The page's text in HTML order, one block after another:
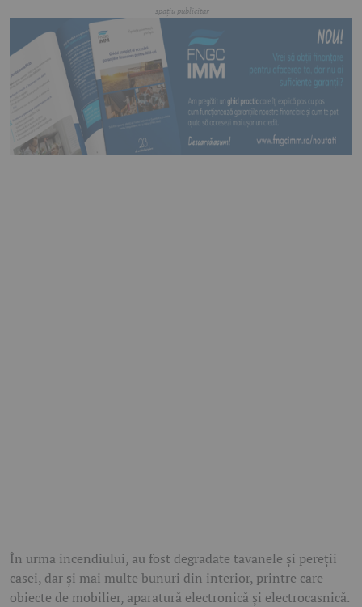
În urma incendiului, au fost degradate tavanele și pereții
casei, dar și mai multe bunuri din interior, printre care
obiecte de mobilier, aparatură electronică și electrocasnică.